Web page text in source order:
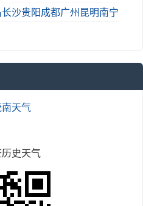
长沙贵阳成都广州昆明南宁
天气
史天气